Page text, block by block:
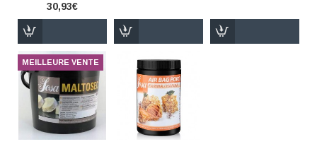
30,93€
MEILLEURE VENTE